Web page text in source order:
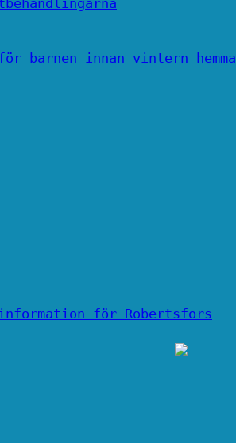
barnen innan vintern hemma
information för Robertsfors